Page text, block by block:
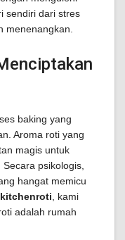
sendiri dari stres
menenangkan.
baking yang
Aroma roti yang
magis untuk
psikologis,
hangat memicu
kitchenroti , kami
adalah rumah